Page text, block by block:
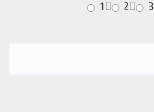
3
2
1